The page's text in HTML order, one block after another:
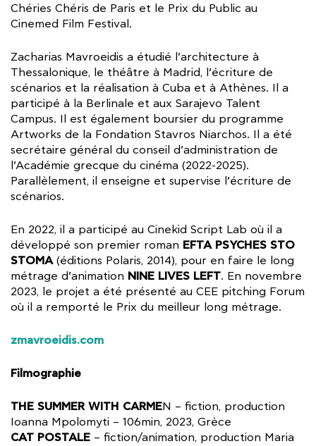
Chéries Chéris de Paris et le Prix du Public au
Cinemed Film Festival.
Zacharias Mavroeidis a étudié l’architecture à
Thessalonique, le théâtre à Madrid, l’écriture de
scénarios et la réalisation à Cuba et à Athènes. Il a
participé à la Berlinale et aux Sarajevo Talent
Campus. Il est également boursier du programme
Artworks de la Fondation Stavros Niarchos. Il a été
secrétaire général du conseil d’administration de
l’Académie grecque du cinéma (2022-2025).
Parallèlement, il enseigne et supervise l’écriture de
scénarios.
En 2022, il a participé au Cinekid Script Lab où il a
développé son premier roman EFTA PSYCHES STO
STOMA(éditions Polaris, 2014), pour en faire le long
métrage d’animation NINE LIVES LEFT. En novembre
2023, le projet a été présenté au CEE pitching Forum
où il a remporté le Prix du meilleur long métrage.
zmavroeidis.com
Filmographie
THE SUMMER WITH CARMEN – fiction, production
Ioanna Mpolomyti – 106min, 2023, Grèce
CAT POSTALE – fiction/animation, production Maria